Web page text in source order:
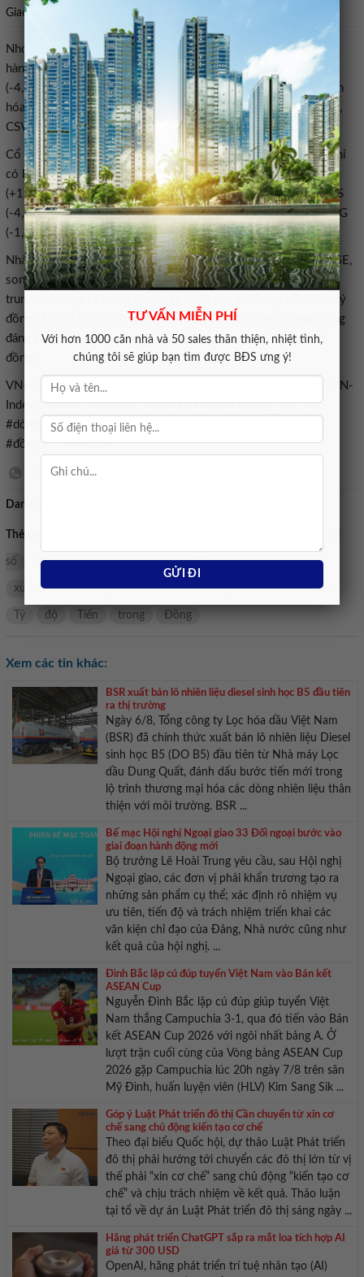
TƯ VẤN MIỄN PHÍ
Với hơn 1000 căn nhà và 50 sales thân thiện, nhiệt tình,
chúng tôi sẽ giúp bạn tìm được BĐS ưng ý!
Giao dịch khối ngoại phiên 6/4. Ảnh: VNDirect
Nhóm dầu khí tiếp tục chịu áp lực mạnh trong phiên chiều khi
hàng loạt mã giảm trên 2% như PVC (-2,9%), PVD (-3,7%), BSR
(-4,7%), OIL (-5,3%), PVO (-5,4%), PVS (-6,4%). Tương tự, nhóm
hóa chất cũng chìm trong sắc đỏ với DPM (-4,2%), PHR (-3,5%),
CSV (-3,1%), LAS (-2,4%), DCM (-3%).
Cổ phiếu bất động sản diễn biến kém tích cực khi toàn nhóm chỉ
có ba mã tăng trên HOSE là KOS (+0,4%), CRE (+1,2%) và NVL
(+1,7%). Ngược lại, nhiều mã giảm mạnh như HDG (-4,8%), DXS
(-4,1%), DIG (-3,9%), DXG (-3,8%), CEO (-3%), PDR (-2,2%), NLG
(-1,4%).
Nhà đầu tư nước ngoài tiếp tục bán ròng 114 tỷ đồng trên HOSE,
song quy mô đã giảm 93% so với phiên trước. Khối ngoại tập
trung bán ròng TCB (95 tỷ đồng), MBB (94 tỷ đồng), HDB (85 tỷ
đồng), MWG (65 tỷ đồng), FPT (60 tỷ đồng); trong khi mua ròng
đáng kể ở VIC (62 tỷ đồng), GEX (52 tỷ đồng) và VNM (49 tỷ
đồng).
VN-Index,chứng khoán,Thị trường chứng khoán,chỉ số,Chỉ số VN-
Index,LPBANK,Novaland,NVL#Index #chim #trong #săc #đo
#dòng #tiền #giảm #xuống #dưới #ngưỡng #tỷ
#đồng1775466518
Danh mục:
Thẻ tìm kiếm:
số Novaland chìm NVL LPBANK ngưỡng sắc
xuống dươi giảm Index chứng khoán VN-Index
Tỷ độ Tiến trong Đồng
Xem các tin khác:
BSR xuất bán lô nhiên liệu diesel sinh học B5 đầu tiên
ra thị trường
Ngày 6/8, Tổng công ty Lọc hóa dầu Việt Nam
(BSR) đã chính thức xuất bán lô nhiên liệu Diesel
sinh học B5 (DO B5) đầu tiên từ Nhà máy Lọc
dầu Dung Quất, đánh dấu bước tiến mới trong
lộ trình thương mại hóa các dòng nhiên liệu thân
thiện với môi trường. BSR ...
Bế mạc Hội nghị Ngoại giao 33 Đối ngoại bước vào
giai đoạn hành động mới
Bộ trưởng Lê Hoài Trung yêu cầu, sau Hội nghị
Ngoại giao, các đơn vị phải khẩn trương tạo ra
những sản phẩm cụ thể; xác định rõ nhiệm vụ
ưu tiên, tiến độ và trách nhiệm triển khai các
văn kiện chỉ đạo của Đảng, Nhà nước cũng như
kết quả của hội nghị. ...
Đình Bắc lập cú đúp tuyển Việt Nam vào Bán kết
ASEAN Cup
Nguyễn Đình Bắc lập cú đúp giúp tuyển Việt
Nam thắng Campuchia 3-1, qua đó tiến vào Bán
kết ASEAN Cup 2026 với ngôi nhất bảng A. Ở
lượt trận cuối cùng của Vòng bảng ASEAN Cup
2026 gặp Campuchia lúc 20h ngày 7/8 trên sân
Mỹ Đình, huấn luyện viên (HLV) Kim Sang Sik ...
Góp ý Luật Phát triển đô thị Cần chuyển từ xin cơ
chế sang chủ động kiến tạo cơ chế
Theo đại biểu Quốc hội, dự thảo Luật Phát triển
đô thị phải hướng tới chuyển các đô thị lớn từ vị
thế phải “xin cơ chế” sang chủ động “kiến tạo cơ
chế” và chịu trách nhiệm về kết quả. Thảo luận
tại tổ về dự án Luật Phát triển đô thị sáng ngày ...
Hãng phát triển ChatGPT sắp ra mắt loa tích hợp AI
giá từ 300 USD
OpenAI, hãng phát triển trí tuệ nhân tạo (AI)